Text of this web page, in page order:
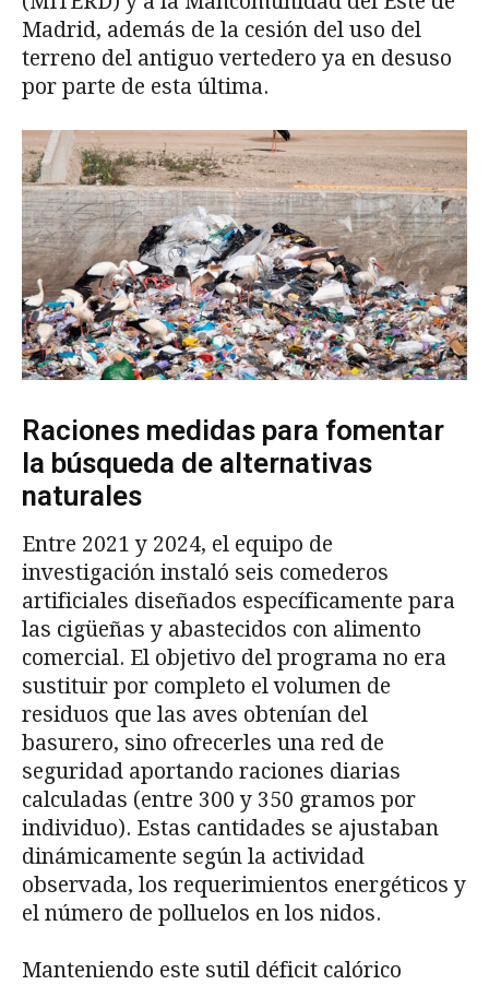
Madrid, además de la cesión del uso del
terreno del antiguo vertedero ya en desuso
por parte de esta última.
Raciones medidas para fomentar
la búsqueda de alternativas
naturales
Entre 2021 y 2024, el equipo de
investigación instaló seis comederos
artificiales diseñados específicamente para
las cigüeñas y abastecidos con alimento
comercial. El objetivo del programa no era
sustituir por completo el volumen de
residuos que las aves obtenían del
basurero, sino ofrecerles una red de
seguridad aportando raciones diarias
calculadas (entre 300 y 350 gramos por
individuo). Estas cantidades se ajustaban
dinámicamente según la actividad
observada, los requerimientos energéticos y
el número de polluelos en los nidos.
Manteniendo este sutil déficit calórico